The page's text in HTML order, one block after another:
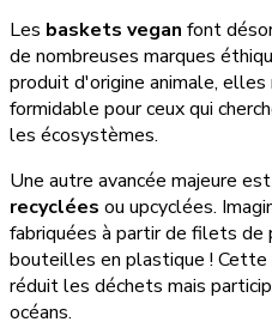
Les baskets vegan font
de nombreuses marques
produit d'origine animale,
formidable pour ceux qui
les écosystèmes.
Une autre avancée majeure
recyclées ou upcyclées.
fabriquées à partir de filets de
bouteilles en plastique !
réduit les déchets mais
océans.